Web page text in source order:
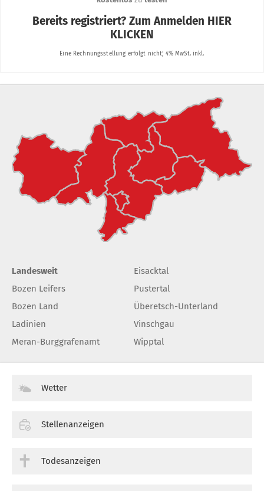
Landesweit
Bozen Leifers
Bozen Land
Ladinien
Meran-Burggrafenamt
Eisacktal
Pustertal
Überetsch-Unterland
Vinschgau
Wipptal
Wetter
Stellenanzeigen
Todesanzeigen